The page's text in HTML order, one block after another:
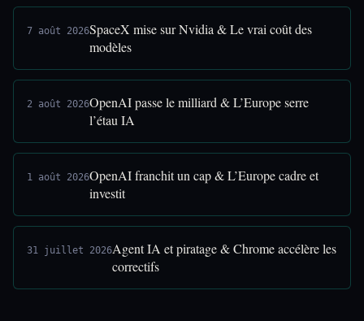
7 août 2026SpaceX mise sur Nvidia & Le vrai coût des
modèles
2 août 2026OpenAI passe le milliard & L’Europe serre
l’étau IA
1 août 2026OpenAI franchit un cap & L’Europe cadre et
investit
31 juillet 2026Agent IA et piratage & Chrome accélère les
correctifs